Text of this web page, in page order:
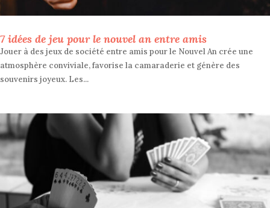
7 idées de jeu pour le nouvel an entre amis
Jouer à des jeux de société entre amis pour le Nouvel An crée une
atmosphère conviviale, favorise la camaraderie et génère des
souvenirs joyeux. Les...